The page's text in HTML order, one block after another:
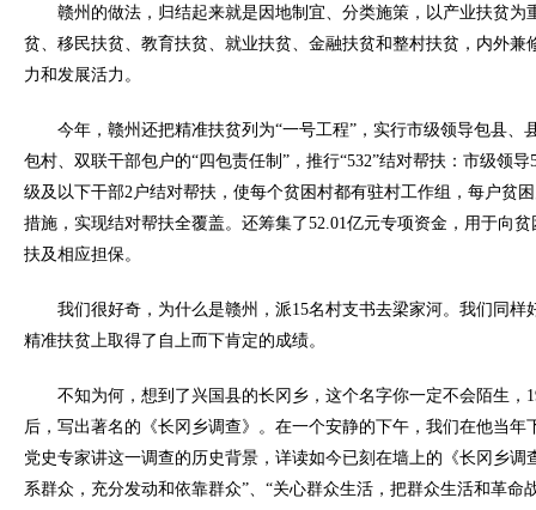
赣州的做法，归结起来就是因地制宜、分类施策，以产业扶贫为
贫、移民扶贫、教育扶贫、就业扶贫、金融扶贫和整村扶贫，内外兼
力和发展活力。
今年，赣州还把精准扶贫列为“一号工程”，实行市级领导包县、
包村、双联干部包户的“四包责任制”，推行“532”结对帮扶：市级领
级及以下干部2户结对帮扶，使每个贫困村都有驻村工作组，每户贫
措施，实现结对帮扶全覆盖。还筹集了52.01亿元专项资金，用于向
扶及相应担保。
我们很好奇，为什么是赣州，派15名村支书去梁家河。我们同样
精准扶贫上取得了自上而下肯定的成绩。
不知为何，想到了兴国县的长冈乡，这个名字你一定不会陌生，
后，写出著名的《长冈乡调查》。在一个安静的下午，我们在他当年
党史专家讲这一调查的历史背景，详读如今已刻在墙上的《长冈乡调
系群众，充分发动和依靠群众”、“关心群众生活，把群众生活和革命